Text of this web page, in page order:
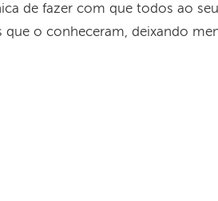
de fazer com que todos ao
o conheceram, deixando